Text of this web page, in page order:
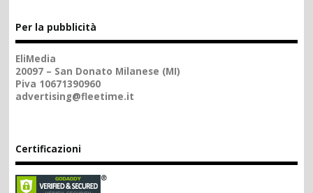
Per la pubblicità
EliMedia
20097 – San Donato Milanese (MI)
Piva 10671390960
advertising@fleetime.it
Certificazioni